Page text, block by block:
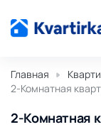
Главная
2-Комнатная
2-Комнатная